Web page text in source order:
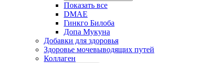
Показать все
DMAE
Гинкго Билоба
Допа Мукуна
Добавки для здоровья
Здоровье мочевыводящих путей
Коллаген